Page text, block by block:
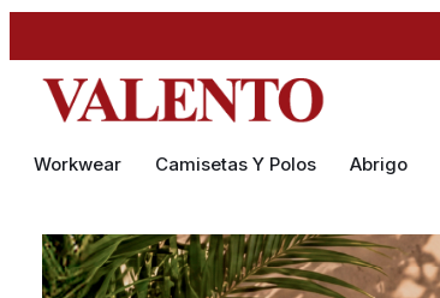
Workwear Camisetas Y Polos Abrigo